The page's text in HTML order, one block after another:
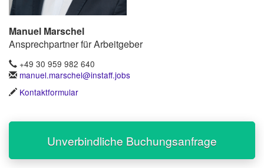
Manuel Marschel
Ansprechpartner für Arbeitgeber
+49 30 959 982 640
manuel.marschel@instaff.jobs
Kontaktformular
Unverbindliche Buchungsanfrage